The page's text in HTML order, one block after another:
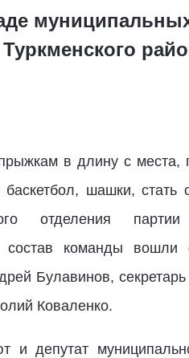
в длину с места,
шашки, стать
отделения
команды вошли
Булавинов, секретарь
Коваленко.
депутат